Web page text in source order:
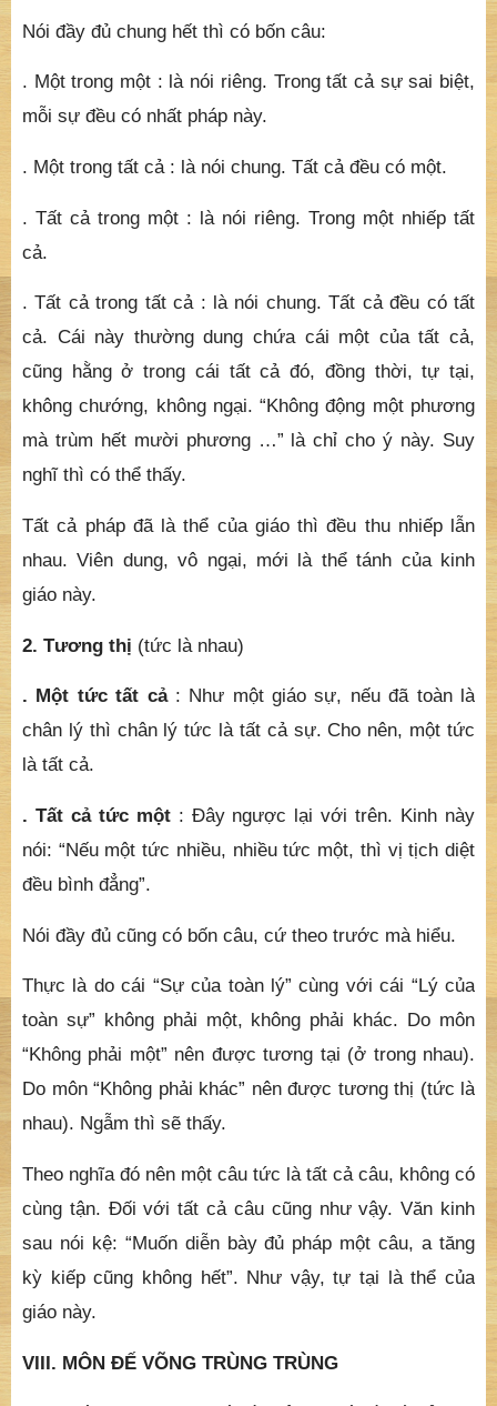
Nói đầy đủ chung hết thì có bốn câu:
. Một trong một : là nói riêng. Trong tất cả sự sai biệt,
mỗi sự đều có nhất pháp này.
. Một trong tất cả : là nói chung. Tất cả đều có một.
. Tất cả trong một : là nói riêng. Trong một nhiếp tất
cả.
. Tất cả trong tất cả : là nói chung. Tất cả đều có tất
cả. Cái này thường dung chứa cái một của tất cả,
cũng hằng ở trong cái tất cả đó, đồng thời, tự tại,
không chướng, không ngại. “Không động một phương
mà trùm hết mười phương …” là chỉ cho ý này. Suy
nghĩ thì có thể thấy.
Tất cả pháp đã là thể của giáo thì đều thu nhiếp lẫn
nhau. Viên dung, vô ngại, mới là thể tánh của kinh
giáo này.
2. Tương thị (tức là nhau)
. Một tức tất cả: Như một giáo sự, nếu đã toàn là
chân lý thì chân lý tức là tất cả sự. Cho nên, một tức
là tất cả.
. Tất cả tức một : Đây ngược lại với trên. Kinh này
nói: “Nếu một tức nhiều, nhiều tức một, thì vị tịch diệt
đều bình đẳng”.
Nói đầy đủ cũng có bốn câu, cứ theo trước mà hiểu.
Thực là do cái “Sự của toàn lý” cùng với cái “Lý của
toàn sự” không phải một, không phải khác. Do môn
“Không phải một” nên được tương tại (ở trong nhau).
Do môn “Không phải khác” nên được tương thị (tức là
nhau). Ngẫm thì sẽ thấy.
Theo nghĩa đó nên một câu tức là tất cả câu, không có
cùng tận. Đối với tất cả câu cũng như vậy. Văn kinh
sau nói kệ: “Muốn diễn bày đủ pháp một câu, a tăng
kỳ kiếp cũng không hết”. Như vậy, tự tại là thể của
giáo này.
VIII. MÔN ĐẾ VÕNG TRÙNG TRÙNG